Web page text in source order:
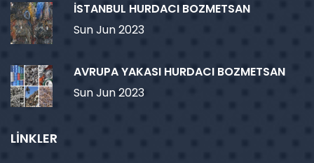
İSTANBUL HURDACI BOZMETSAN
Sun Jun 2023
AVRUPA YAKASI HURDACI BOZMETSAN
Sun Jun 2023
LİNKLER